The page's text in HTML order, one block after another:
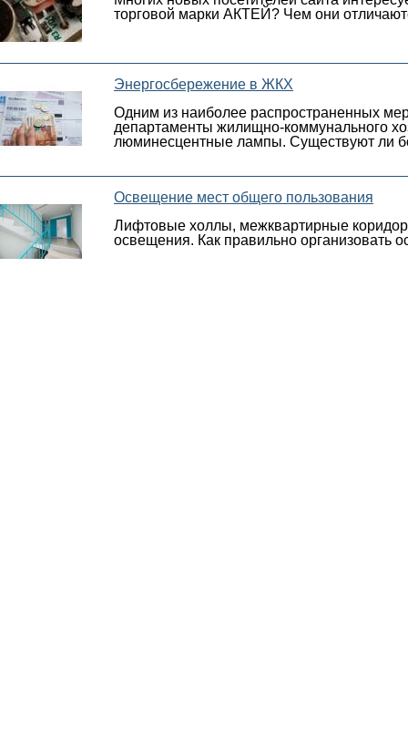
торговой марки АКТЕЙ? Чем они
Энергосбережение в ЖКХ
Одним из наиболее распространенных
департаменты жилищно-коммунального
люминесцентные лампы. Существуют ли
Освещение мест общего пользования
Лифтовые холлы, межквартирные
освещения. Как правильно организовать